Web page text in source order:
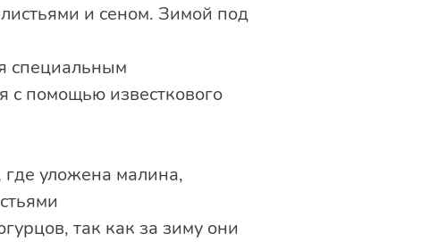
и сеном. Зимой под
специальным
с помощью известкового
где уложена малина,
так как за зиму они